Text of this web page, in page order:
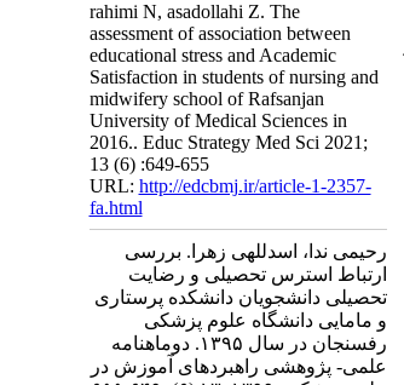
rahimi N, asadollahi Z. The
assessment of association between
educational stress and Academic
Satisfaction in students of nursing and
midwifery school of Rafsanjan
University of Medical Sciences in
2016.. Educ Strategy Med Sci 2021;
13 (6) :649-655
URL: http://edcbmj.ir/article-1-2357-
fa.html
رحیمی ندا، اسدللهی زهرا. بررسی
ارتباط استرس تحصیلی و رضایت
تحصیلی دانشجویان دانشکده پرستاری
و مامایی دانشگاه علوم پزشکی
رفسنجان در سال ۱۳۹۵. دوماهنامه
علمی- پژوهشی راهبردهای آموزش در